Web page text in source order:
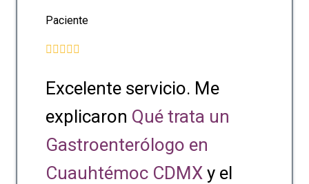
Paciente
Excelente servicio. Me
explicaron Qué trata un
Gastroenterólogo en
Cuauhtémoc CDMX y el